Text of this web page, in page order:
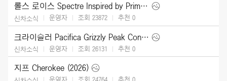
롤스 로이스 Spectre Inspired by Primavera (2026)
신차소식 운영자 조회 23872 추천 0
크라이슬러 Pacifica Grizzly Peak Concept (2025)
신차소식 운영자 조회 26131 추천 0
지프 Cherokee (2026)
운영자 조회 24764 추천 0